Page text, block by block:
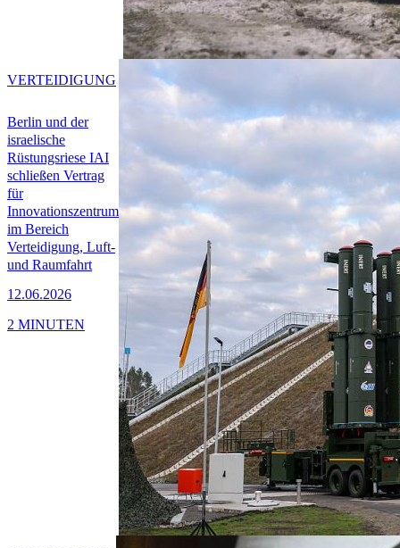
Berlin und der
israelische
Rüstungsriese IAI
schließen Vertrag
für
Innovationszentrum
im Bereich
Verteidigung, Luft-
und Raumfahrt
12.06.2026
VERTEIDIGUNG
2 MINUTEN